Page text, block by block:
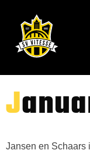
Jansen en Schaars